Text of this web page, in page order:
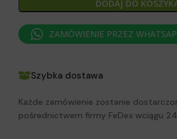
DODAJ DO
ZAMÓWIENIE PRZEZ
Szybka dostawa
Każde zamówienie zostanie
pośrednictwem firmy FeDex wciągu